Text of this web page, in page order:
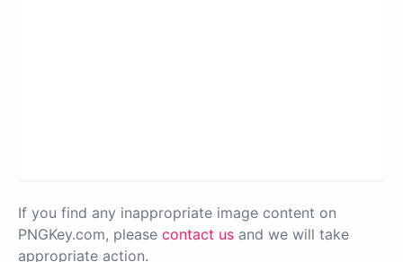
If you find any inappropriate image content on
PNGKey.com, please contact us and we will take
appropriate action.